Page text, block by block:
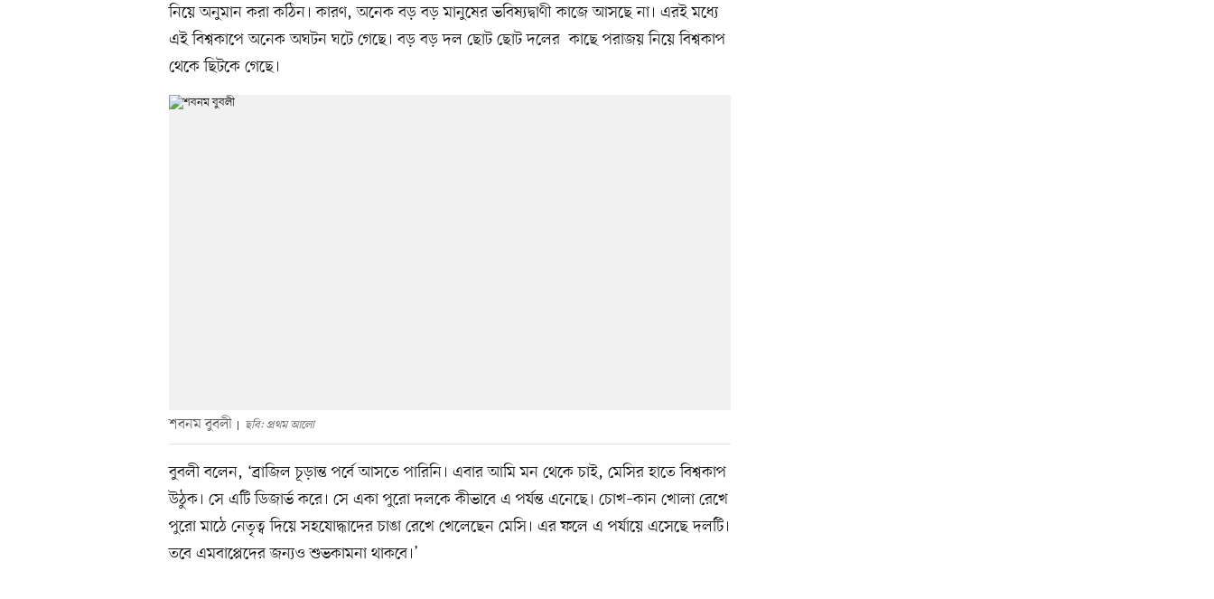
নিয়ে অনুমান করা কঠিন। কারণ, অনেক বড় বড় মানুষের ভবিষ্যদ্বাণী কাজে আসছে না। এরই মধ্যে
এই বিশ্বকাপে অনেক অঘটন ঘটে গেছে। বড় বড় দল ছোট ছোট দলের কাছে পরাজয় নিয়ে বিশ্বকাপ
থেকে ছিটকে গেছে।
শবনম বুবলী ছবি: প্রথম আলো
বুবলী বলেন, ‘ব্রাজিল চূড়ান্ত পর্বে আসতে পারিনি। এবার আমি মন থেকে চাই, মেসির হাতে বিশ্বকাপ
উঠুক। সে এটি ডিজার্ভ করে। সে একা পুরো দলকে কীভাবে এ পর্যন্ত এনেছে। চোখ–কান খোলা রেখে
পুরো মাঠে নেতৃত্ব দিয়ে সহযোদ্ধাদের চাঙা রেখে খেলেছেন মেসি। এর ফলে এ পর্যায়ে এসেছে দলটি।
তবে এমবাপ্পেদের জন্যও শুভকামনা থাকবে।’